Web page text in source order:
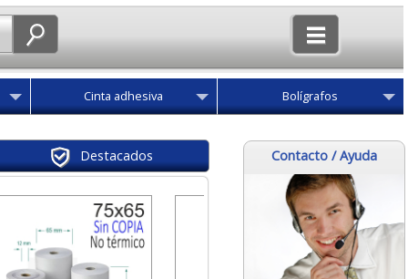
Cinta adhesiva Bolígrafos
Contacto / Ayuda
Destacados